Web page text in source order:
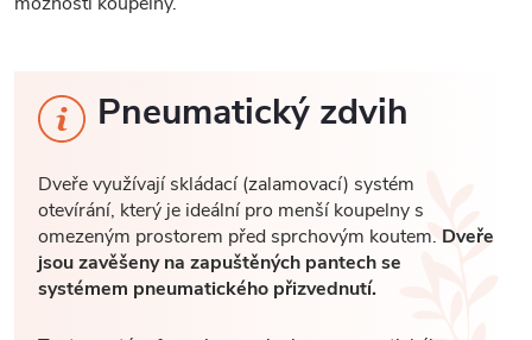
Pneumatický zdvih
Dveře využívají skládací (zalamovací) systém
otevírání, který je ideální pro menší koupelny s
omezeným prostorem před sprchovým koutem. Dveře
jsou zavěšeny na zapuštěných pantech se
systémem pneumatického přizvednutí.